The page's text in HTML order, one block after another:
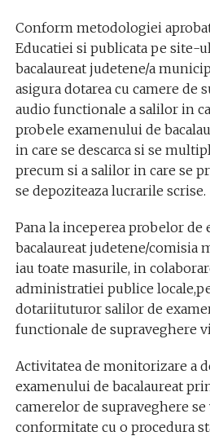
Conform metodologiei
Educatiei si publicata pe site-
bacalaureat judetene/a
asigura dotarea cu camere de
audio functionale a salilor in
probele examenului de
in care se descarca si se
precum si a salilor in care se
se depoziteaza lucrarile scrise.
Pana la inceperea probelor de
bacalaureat judetene/comisia
iau toate masurile, in
administratiei publice
dotariituturor salilor de
functionale de supraveghere
Activitatea de monitorizare a
examenului de bacalaureat
camerelor de supraveghere se
conformitate cu o procedura